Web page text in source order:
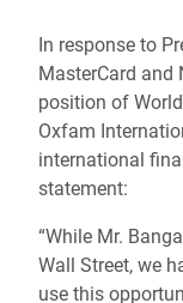
In response to
MasterCard and
position of
Oxfam
international
statement:
“While Mr.
Wall Street, we
use this